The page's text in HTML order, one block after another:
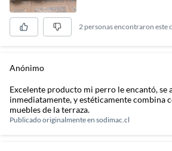
2 personas encontraron este
Anónimo
Excelente producto mi perro le encantó, se
inmediatamente, y estéticamente combina
muebles de la terraza.
Publicado originalmente en sodimac.cl